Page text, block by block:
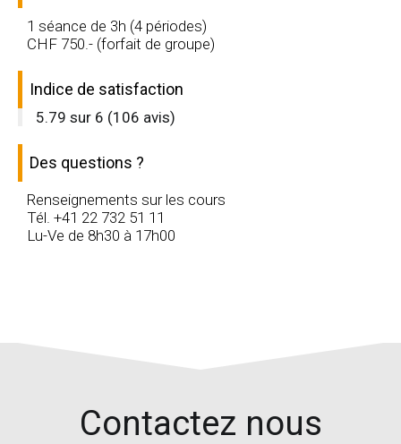
1 séance de 3h (4 périodes)
CHF 750.- (forfait de groupe)
Indice de satisfaction
5.79 sur 6 (106 avis)
Des questions ?
Renseignements sur les cours
Tél. +41 22 732 51 11
Lu-Ve de 8h30 à 17h00
Contactez nous